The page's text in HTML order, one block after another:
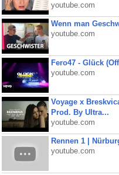
youtube.com
Wenn man
youtube.com
Fero47 - Glück
youtube.com
Voyage x
Prod. By Ultra...
youtube.com
Rennen 1 |
youtube.com